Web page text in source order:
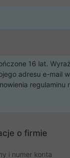
16 lat.
adresu e-mail
regulaminu
o firmie
i numer konta